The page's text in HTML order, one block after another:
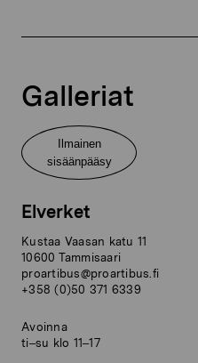
Galleriat
Ilmainen
sisäänpääsy
Elverket
Kustaa Vaasan katu 11
10600 Tammisaari
proartibus@proartibus.fi
+358 (0)50 371 6339
Avoinna
ti–su klo 11–17